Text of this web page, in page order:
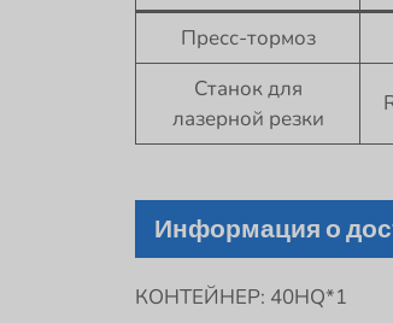
Пресс-тормоз
Станок для
лазерной резки
Информация о
КОНТЕЙНЕР: 40HQ*1